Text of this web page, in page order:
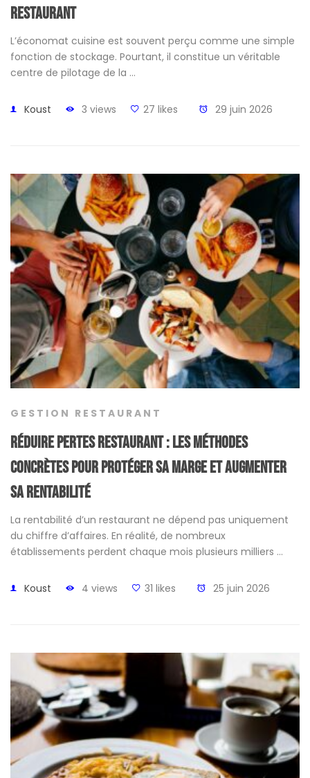
restaurant
L’économat cuisine est souvent perçu comme une simple
fonction de stockage. Pourtant, il constitue un véritable
centre de pilotage de la …
Koust 3 views 27 likes 29 juin 2026
GESTION RESTAURANT
Réduire pertes restaurant : les méthodes
concrètes pour protéger sa marge et augmenter
sa rentabilité
La rentabilité d’un restaurant ne dépend pas uniquement
du chiffre d’affaires. En réalité, de nombreux
établissements perdent chaque mois plusieurs milliers …
Koust 4 views 31 likes 25 juin 2026